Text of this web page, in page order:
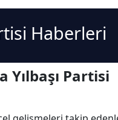
Haberleri
Yılbaşı Partisi